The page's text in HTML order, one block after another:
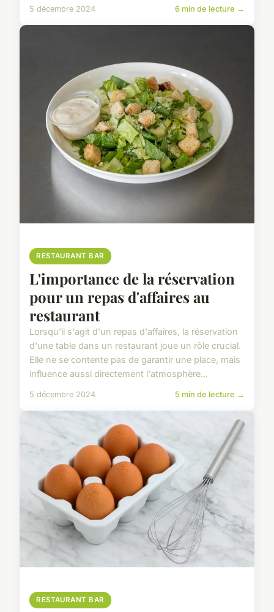
5 décembre 2024 6 min de lecture →
RESTAURANT BAR
L'importance de la réservation
pour un repas d'affaires au
restaurant
Lorsqu'il s'agit d'un repas d'affaires, la réservation
d'une table dans un restaurant joue un rôle crucial.
Elle ne se contente pas de garantir une place, mais
influence aussi directement l'atmosphère...
5 décembre 2024 5 min de lecture →
RESTAURANT BAR